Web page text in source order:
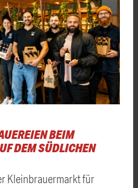
BEIM
DEM SÜDLICHEN
Kleinbrauermarkt für